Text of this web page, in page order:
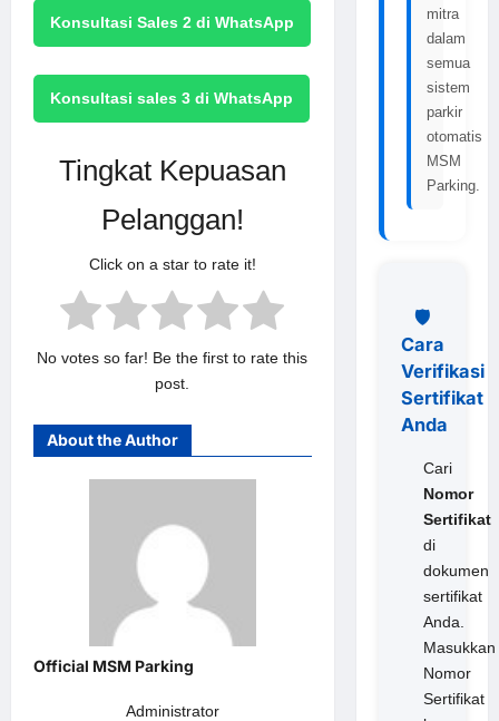
Konsultasi Sales 2 di WhatsApp
Konsultasi sales 3 di WhatsApp
Tingkat Kepuasan
Pelanggan!
Click on a star to rate it!
No votes so far! Be the first to rate this
post.
About the Author
Administrator
mitra
dalam
semua
sistem
parkir
otomatis
MSM
Parking.
🛡️
Cara
Verifikasi
Sertifikat
Anda
Cari
Nomor
Sertifikat
di
dokumen
sertifikat
Anda.
Masukkan
Nomor
Sertifikat